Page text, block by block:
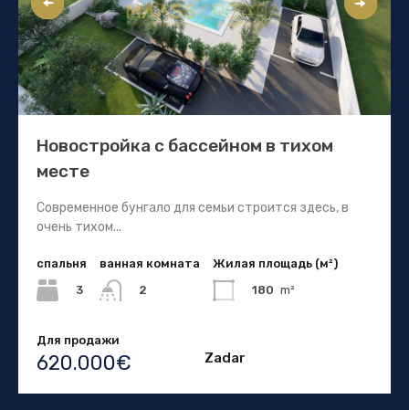
Новостройка с бассейном в тихом
месте
Современное бунгало для семьи строится здесь, в
очень тихом...
спальня
3
ванная комната
2
Жилая площадь (м²)
180 m²
Для продажи
620.000€ Zadar